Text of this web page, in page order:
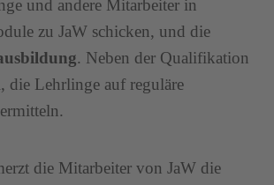
und andere Mitarbeiter in
zu JaW schicken, und die
. Neben der Qualifikation
die Lehrlinge auf reguläre
die Mitarbeiter von JaW die